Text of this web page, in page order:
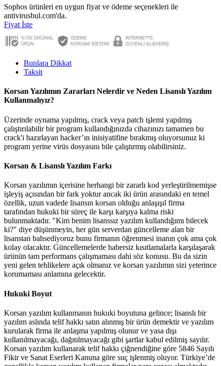
Sophos ürünleri en uygun fiyat ve ödeme seçenekleri ile
antivirusbul.com'da.
Fiyat İste
Bunlara Dikkat
Taksit
Korsan Yazılımın Zararları Nelerdir ve Neden Lisanslı Yazılım
Kullanmalıyız?
Üzerinde oynama yapılmış, crack veya patch işlemi yapılmış
çalıştırılabilir bir program kullandığınızda cihazınızı tamamen bu
crack'i hazırlayan hacker’ın inisiyatifine bırakmış oluyorsunuz ki
program yerine virüs dosyasını bile çalıştırmış olabilirsiniz.
Korsan & Lisanslı Yazılım Farkı
Korsan yazılımın içerisine herhangi bir zararlı kod yerleştirilmemişse
işleyiş açısından bir fark yoktur ancak iki ürün arasındaki en temel
özellik, uzun vadede lisansın korsan olduğu anlaşışıl firma
tarafından hukuki bir süreç ile karşı karşıya kalma riski
bulunmaktadır. "Kim benim lisanssız yazılım kullandığımı bilecek
ki?" diye düşünmeyin, her gün serverdan güncelleme alan bir
lisanstan bahsediyoruz bunu firmanın öğrenmesi inanın çok ama çok
kolay olacaktır. Güncellemelerde habersiz kısıtlamalarla karşılaşarak
ürünün tam performans çalışmaması dahi söz konusu. Bu da sizin
yeni gelen tehlikelere açık olmanız ve korsan yazılımın sizi yeterince
korumaması anlamına gelecektir.
Hukuki Boyut
Korsan yazılım kullanmanın hukuki boyutuna gelince; lisanslı bir
yazılım aslında telif hakkı satın alınmış bir ürün demektir ve yazılım
kurularak firma ile anlaşma yapılmış olunur ve yasa dışı
kullanılmayacağı, dağıtılmayacağı gibi şartlar kabul edilmiş sayılır.
Korsan yazılım kullanarak telif hakkı çiğnendiğine göre 5846 Sayılı
Fikir ve Sanat Eserleri Kanuna göre suç işlenmiş oluyor. Türkiye’de